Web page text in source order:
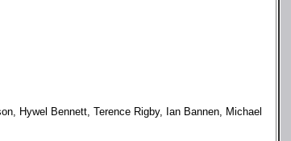
Hywel Bennett, Terence Rigby, Ian Bannen, Michael